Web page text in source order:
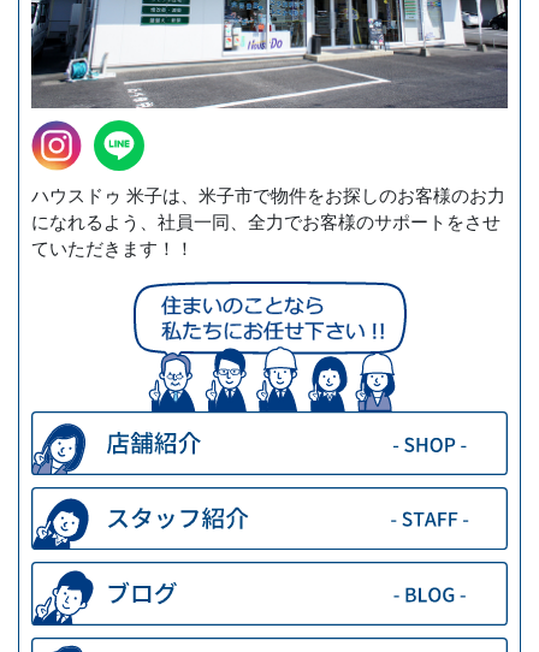
ハウスドゥ 米子は、米子市で物件をお探しのお客様のお力
になれるよう、社員一同、全力でお客様のサポートをさせ
ていただきます！！